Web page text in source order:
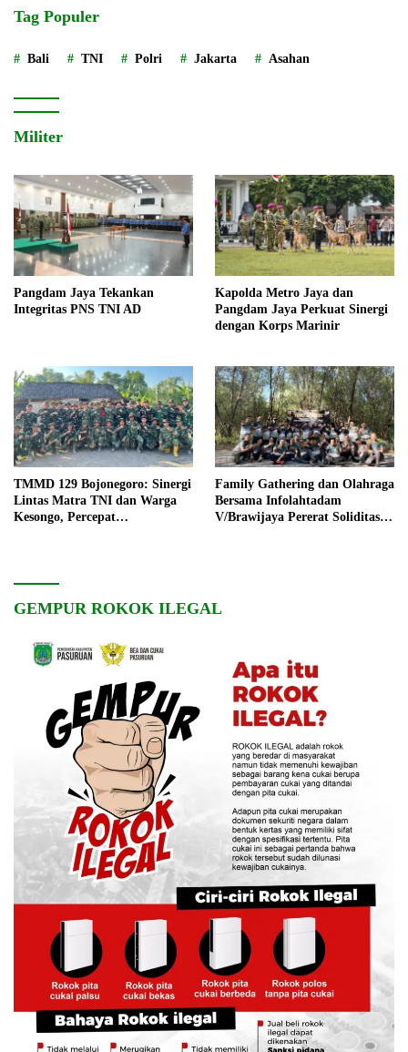
Tag Populer
Bali TNI Polri Jakarta Asahan
Militer
Pangdam Jaya Tekankan
Integritas PNS TNI AD
Kapolda Metro Jaya dan
Pangdam Jaya Perkuat Sinergi
dengan Korps Marinir
TMMD 129 Bojonegoro: Sinergi
Lintas Matra TNI dan Warga
Kesongo, Percepat
Family Gathering dan Olahraga
Bersama Infolahtadam
V/Brawijaya Pererat Soliditas
GEMPUR ROKOK ILEGAL